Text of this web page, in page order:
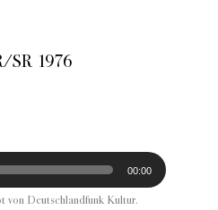
SR 1976
00:00
von Deutschlandfunk Kultur.